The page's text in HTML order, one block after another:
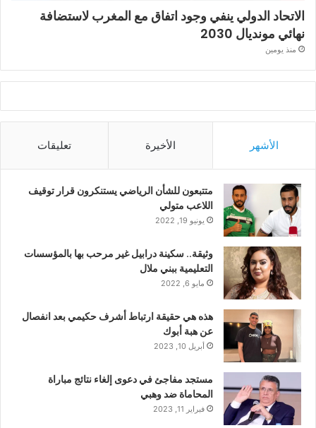
الاتحاد الدولي ينفي وجود اتفاق مع المغرب لاستضافة
نهائي مونديال 2030
منذ يومين
الأشهر الأخيرة تعليقات
متتبعون للشأن الرياضي يستنكرون قرار توقيف
اللاعب متولي
يونيو 19, 2022
وثيقة.. سكينة درابيل غير مرحب بها بالمؤسسات
التعليمية ببني ملال
مايو 6, 2022
هذه هي حقيقة ارتباط أشرف حكيمي بعد انفصال
عن هبة أبوك
أبريل 10, 2023
مستجد مفاجئ في دعوى إلغاء نتائج مباراة
المحاماة ضد وهبي
فبراير 11, 2023